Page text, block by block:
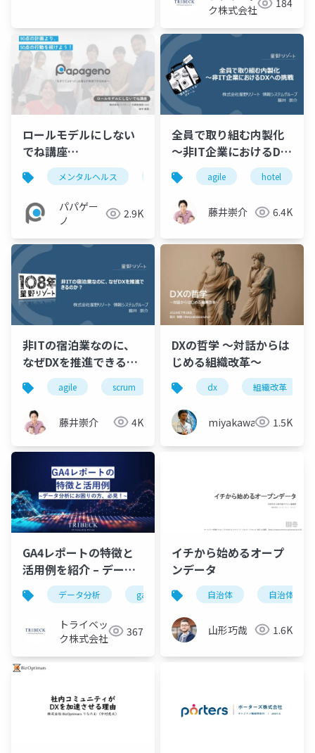
ク株式会社
184
ロールモデルにしない
でね講座
_20240821【パパゲー
ノやすまさ】
メンタルヘルス パパゲーノ 就労継続支援b型
パパゲー
ノ
2.9K
全員で取り組む内製化
～非IT企業におけるDX
への挑戦agile hotel
藤井崇介 6.4K
非ITの宿泊業なのに、
なぜDXを推進できるの
か？
agile scrum hotel ノーコードツール
藤井崇介 4K
DXの哲学 ～対話からは
じめる組織改革～
dx 組織改革
miyakawayuho1.5K
GA4レポートの特徴と
活用例を紹介 – データ
分析にお困りの方、必
見！–
データ分析 ga4 dx
トライベッ
ク株式会社
367
イチから始めるオープ
ンデータ
自治体 自治体dx
山形巧哉 1.6K